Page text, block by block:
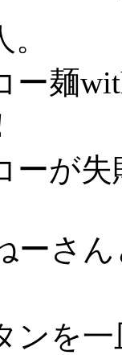
ー麺
ーが
ーさ
ンを